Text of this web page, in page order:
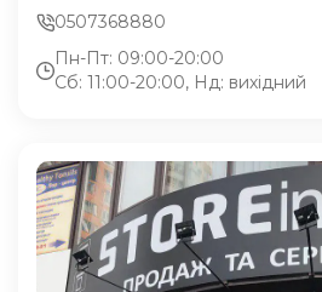
0507368880
Пн-Пт: 09:00-20:00
Сб: 11:00-20:00, Нд: вихідний